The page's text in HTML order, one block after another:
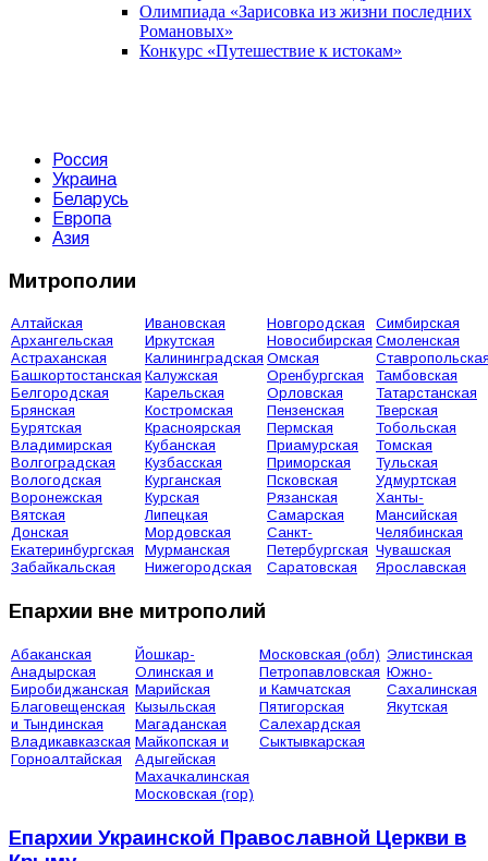
Олимпиада «Зарисовка из жизни последних
Романовых»
Конкурс «Путешествие к истокам»
Россия
Украина
Беларусь
Европа
Азия
Митрополии
Алтайская
Архангельская
Астраханская
Башкортостанская
Белгородская
Брянская
Бурятская
Владимирская
Волгоградская
Вологодская
Воронежская
Вятская
Донская
Екатеринбургская
Забайкальская
Ивановская
Иркутская
Калининградская
Калужская
Карельская
Костромская
Красноярская
Кубанская
Кузбасская
Курганская
Курская
Липецкая
Мордовская
Мурманская
Нижегородская
Новгородская
Новосибирская
Омская
Оренбургская
Орловская
Пензенская
Пермская
Приамурская
Приморская
Псковская
Рязанская
Самарская
Санкт-
Петербургская
Саратовская
Симбирская
Смоленская
Тамбовская
Татарстанская
Тверская
Тобольская
Томская
Тульская
Удмуртская
Ханты-
Мансийская
Челябинская
Чувашская
Ярославская
Епархии вне митрополий
Абаканская
Анадырская
Биробиджанская
Благовещенская
и Тындинская
Владикавказская
Горноалтайская
Йошкар-
Олинская и
Марийская
Кызыльская
Магаданская
Майкопская и
Адыгейская
Махачкалинская
Московская (гор)
Московская (обл)
Петропавловская
и Камчатская
Пятигорская
Салехардская
Сыктывкарская
Элистинская
Южно-
Сахалинская
Якутская
Епархии Украинской Православной Церкви в